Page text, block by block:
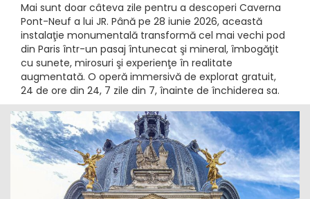
Mai sunt doar câteva zile pentru a descoperi Caverna
Pont-Neuf a lui JR. Până pe 28 iunie 2026, această
instalaţie monumentală transformă cel mai vechi pod
din Paris într-un pasaj întunecat şi mineral, îmbogăţit
cu sunete, mirosuri şi experienţe în realitate
augmentată. O operă immersivă de explorat gratuit,
24 de ore din 24, 7 zile din 7, înainte de închiderea sa.